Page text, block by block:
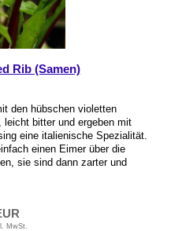
Rib (Samen)
den hübschen violetten
bitter und ergeben mit
eine italienische Spezialität.
einen Eimer über die
sie sind dann zarter und
MwSt.